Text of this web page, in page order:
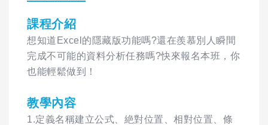
課程介紹
想知道Excel的隱藏版功能嗎?還在羨慕別人瞬間
完成不可能的資料分析任務嗎?快來報名本班，你
也能輕鬆做到！
教學內容
1.定義名稱建立公式、絶對位置、相對位置、條